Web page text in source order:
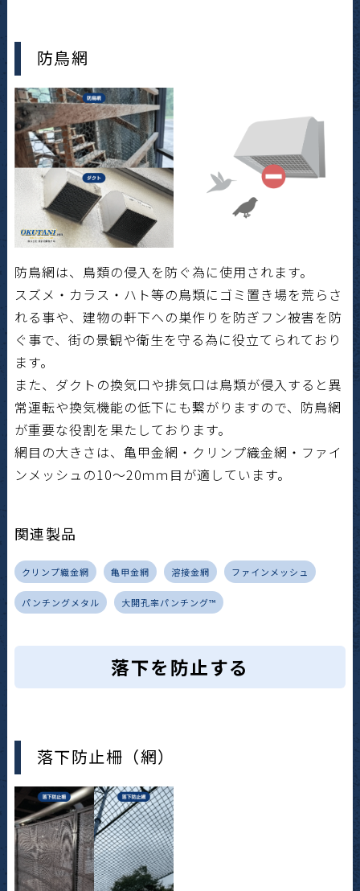
防鳥網
防鳥網は、鳥類の侵入を防ぐ為に使用されます。
スズメ・カラス・ハト等の鳥類にゴミ置き場を荒らさ
れる事や、建物の軒下への巣作りを防ぎフン被害を防
ぐ事で、街の景観や衛生を守る為に役立てられており
ます。
また、ダクトの換気口や排気口は鳥類が侵入すると異
常運転や換気機能の低下にも繋がりますので、防鳥網
が重要な役割を果たしております。
網目の大きさは、亀甲金網・クリンプ織金網・ファイ
ンメッシュの10～20ｍｍ目が適しています。
関連製品
クリンプ織金網 亀甲金網 溶接金網 ファインメッシュ
パンチングメタル 大開孔率パンチング™
落下を防止する
落下防止柵（網）